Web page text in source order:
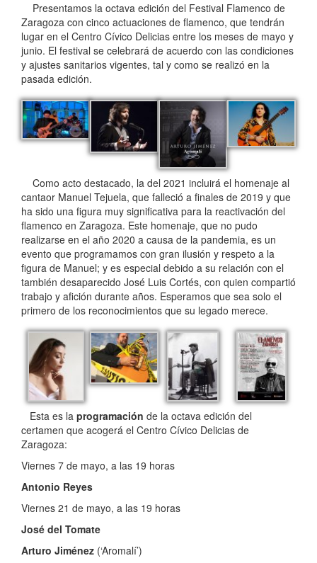
Presentamos la octava edición del Festival Flamenco de
Zaragoza con cinco actuaciones de flamenco, que tendrán
lugar en el Centro Cívico Delicias entre los meses de mayo y
junio. El festival se celebrará de acuerdo con las condiciones
y ajustes sanitarios vigentes, tal y como se realizó en la
pasada edición.
Como acto destacado, la del 2021 incluirá el homenaje al
cantaor Manuel Tejuela, que falleció a finales de 2019 y que
ha sido una figura muy significativa para la reactivación del
flamenco en Zaragoza. Este homenaje, que no pudo
realizarse en el año 2020 a causa de la pandemia, es un
evento que programamos con gran ilusión y respeto a la
figura de Manuel; y es especial debido a su relación con el
también desaparecido José Luis Cortés, con quien compartió
trabajo y afición durante años. Esperamos que sea solo el
primero de los reconocimientos que su legado merece.
Esta es la programación de la octava edición del
certamen que acogerá el Centro Cívico Delicias de
Zaragoza:
Viernes 7 de mayo, a las 19 horas
Antonio Reyes
Viernes 21 de mayo, a las 19 horas
José del Tomate
Arturo Jiménez (‘Aromalí’)